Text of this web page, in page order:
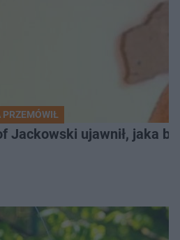
PRZEMÓWIŁ
Jackowski ujawnił, jaka